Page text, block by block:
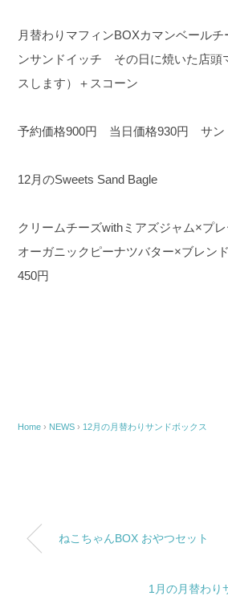
月替わりマフィンBOXカマンベールチ
ンサンドイッチ その日に焼いた店頭
スします）＋スコーン
予約価格900円 当日価格930円 サン
12月のSweets Sand Bagle
クリームチーズwithミアズジャム×プ
オーガニックピーナツバター×ブレン
450円
Home › NEWS › 12月の月替わりサンドボックス
ねこちゃんBOX おやつセット
1月の月替わり